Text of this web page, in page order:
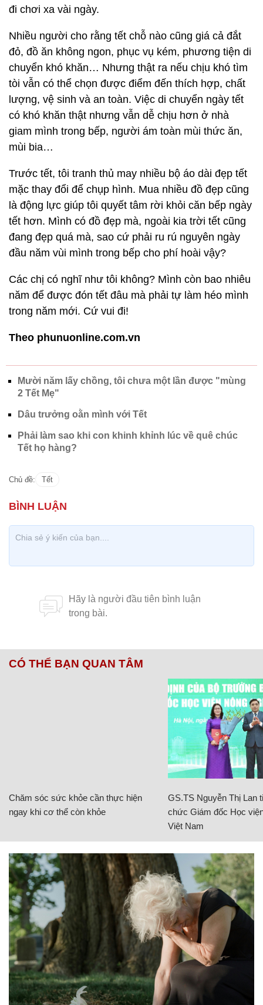
đi chơi xa vài ngày.
Nhiều người cho rằng tết chỗ nào cũng giá cả đắt
đỏ, đồ ăn không ngon, phục vụ kém, phương tiện di
chuyển khó khăn… Nhưng thật ra nếu chịu khó tìm
tòi vẫn có thể chọn được điểm đến thích hợp, chất
lượng, vệ sinh và an toàn. Việc di chuyển ngày tết
có khó khăn thật nhưng vẫn dễ chịu hơn ở nhà
giam mình trong bếp, người ám toàn mùi thức ăn,
mùi bia…
Trước tết, tôi tranh thủ may nhiều bộ áo dài đẹp tết
mặc thay đổi để chụp hình. Mua nhiều đồ đẹp cũng
là động lực giúp tôi quyết tâm rời khỏi căn bếp ngày
tết hơn. Mình có đồ đẹp mà, ngoài kia trời tết cũng
đang đẹp quá mà, sao cứ phải ru rú nguyên ngày
đầu năm vùi mình trong bếp cho phí hoài vậy?
Các chị có nghĩ như tôi không? Mình còn bao nhiêu
năm để được đón tết đâu mà phải tự làm héo mình
trong năm mới. Cứ vui đi!
Theo phunuonline.com.vn
Mười năm lấy chồng, tôi chưa một lần được "mùng
2 Tết Mẹ"
Dâu trưởng oằn mình với Tết
Phải làm sao khi con khinh khỉnh lúc về quê chúc
Tết họ hàng?
Chủ đề: Tết
CÓ THỂ BẠN QUAN TÂM
Chăm sóc sức khỏe cần thực hiện
ngay khi cơ thể còn khỏe
GS.TS Nguyễn Thị Lan
chức Giám đốc Học
Việt Nam